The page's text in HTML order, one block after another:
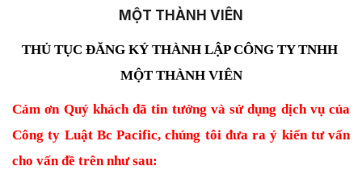
MỘT THÀNH VIÊN
THỦ TỤC ĐĂNG KÝ THÀNH LẬP CÔNG TY TNHH
MỘT THÀNH VIÊN
Cảm ơn Quý khách đã tin tưởng và sử dụng dịch vụ của
Công ty Luật Bc Pacific, chúng tôi đưa ra ý kiến tư vấn
cho vấn đề trên như sau: